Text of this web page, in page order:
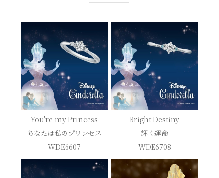
You're my Princess
あなたは私のプリンセス
WDE6607
Bright Destiny
輝く運命
WDE6708